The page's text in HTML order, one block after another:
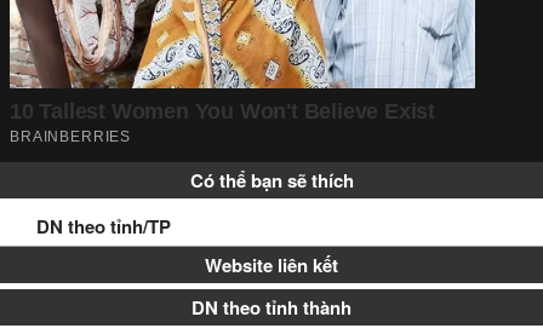
Có thể bạn sẽ thích
DN theo tỉnh/TP
Website liên kết
DN theo tỉnh thành